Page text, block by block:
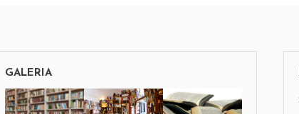
GALERIA